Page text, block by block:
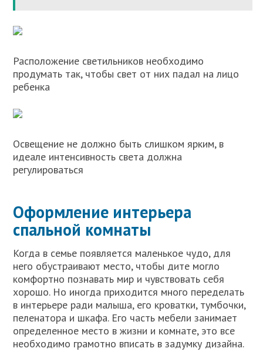
Расположение светильников необходимо
продумать так, чтобы свет от них падал на лицо
ребенка
Освещение не должно быть слишком ярким, в
идеале интенсивность света должна
регулироваться
Оформление интерьера
спальной комнаты
Когда в семье появляется маленькое чудо, для
него обустраивают место, чтобы дите могло
комфортно познавать мир и чувствовать себя
хорошо. Но иногда приходится много переделать
в интерьере ради малыша, его кроватки, тумбочки,
пеленатора и шкафа. Его часть мебели занимает
определенное место в жизни и комнате, это все
необходимо грамотно вписать в задумку дизайна.